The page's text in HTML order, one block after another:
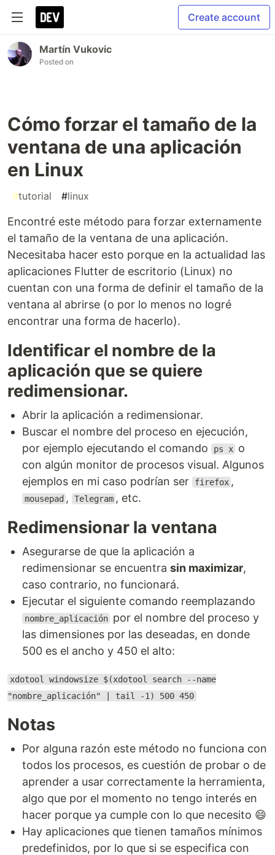
Create account
Martín Vukovic
Posted on
Cómo forzar el tamaño de la
ventana de una aplicación
en Linux
#tutorial #linux
Encontré este método para forzar externamente
el tamaño de la ventana de una aplicación.
Necesitaba hacer esto porque en la actualidad las
aplicaciones Flutter de escritorio (Linux) no
cuentan con una forma de definir el tamaño de la
ventana al abrirse (o por lo menos no logré
encontrar una forma de hacerlo).
Identificar el nombre de la
aplicación que se quiere
redimensionar.
Abrir la aplicación a redimensionar.
Buscar el nombre del proceso en ejecución,
por ejemplo ejecutando el comando
ps x o
con algún monitor de procesos visual. Algunos
ejemplos en mi caso podrían ser
firefox ,
mousepad , Telegram , etc.
Redimensionar la ventana
Asegurarse de que la aplicación a
redimensionar se encuentra sin maximizar,
caso contrario, no funcionará.
Ejecutar el siguiente comando reemplazando
nombre_aplicación por el nombre del proceso y
las dimensiones por las deseadas, en donde
500 es el ancho y 450 el alto:
xdotool windowsize $(xdotool search --name
"nombre_aplicación" | tail -1) 500 450
Notas
Por alguna razón este método no funciona con
todos los procesos, es cuestión de probar o de
aprender a usar correctamente la herramienta,
algo que por el momento no tengo interés en
hacer porque ya cumple con lo que necesito 😄
Hay aplicaciones que tienen tamaños mínimos
predefinidos, por lo que si se especifica con